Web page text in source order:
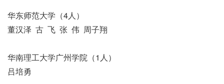
华东师范大学（4人）
董汉泽 古 飞 张 伟 周子翔
华南理工大学广州学院（1人）
吕培勇